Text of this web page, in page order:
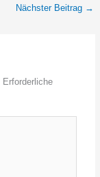
Nächster Beitrag →
Erforderliche